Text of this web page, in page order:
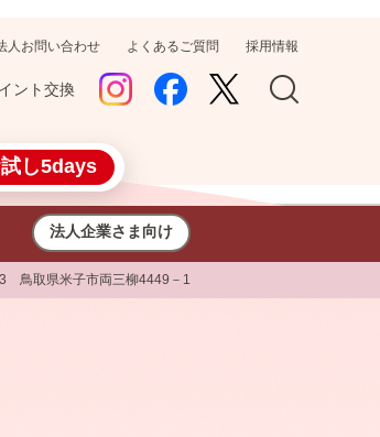
人お問い合わせ よくあるご質問 採用情報
ント交換
し5days
法人企業さま向け
鳥取県米子市両三柳4449－1